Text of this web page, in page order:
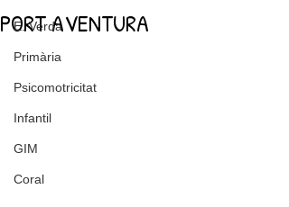
E. Verda
Primària
Psicomotricitat
Infantil
GIM
Coral
PORT AVENTURA